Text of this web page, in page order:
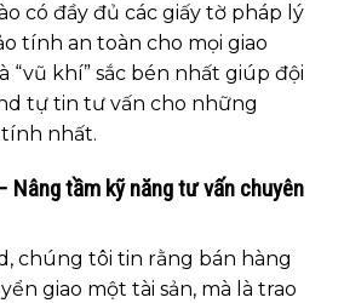
có đầy đủ các giấy tờ pháp lý
tính an toàn cho mọi giao
“vũ khí” sắc bén nhất giúp đội
tự tin tư vấn cho những
nhất.
Nâng tầm kỹ năng tư vấn chuyên
chúng tôi tin rằng bán hàng
giao một tài sản, mà là trao